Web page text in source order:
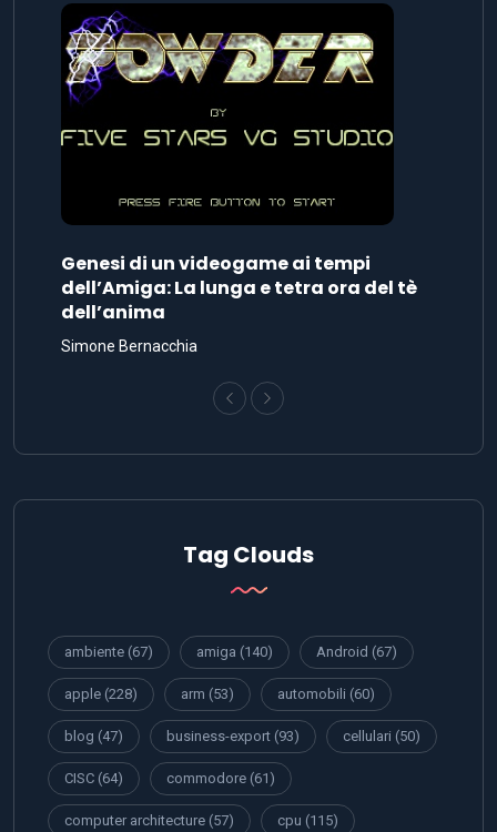
Genesi di un videogame ai tempi
dell’Amiga: La lunga e tetra ora del tè
dell’anima
Simone Bernacchia
Tag Clouds
ambiente (67) amiga (140) Android (67)
apple (228) arm (53) automobili (60)
blog (47) business-export (93) cellulari (50)
CISC (64) commodore (61)
computer architecture (57) cpu (115)